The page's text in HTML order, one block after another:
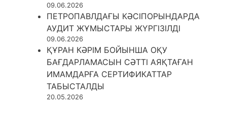
09.06.2026
ПЕТРОПАВЛДАҒЫ КӘСІПОРЫНДАРДА
АУДИТ ЖҰМЫСТАРЫ ЖҮРГІЗІЛДІ
09.06.2026
ҚҰРАН КӘРІМ БОЙЫНША ОҚУ
БАҒДАРЛАМАСЫН СӘТТІ АЯҚТАҒАН
ИМАМДАРҒА СЕРТИФИКАТТАР
ТАБЫСТАЛДЫ
20.05.2026